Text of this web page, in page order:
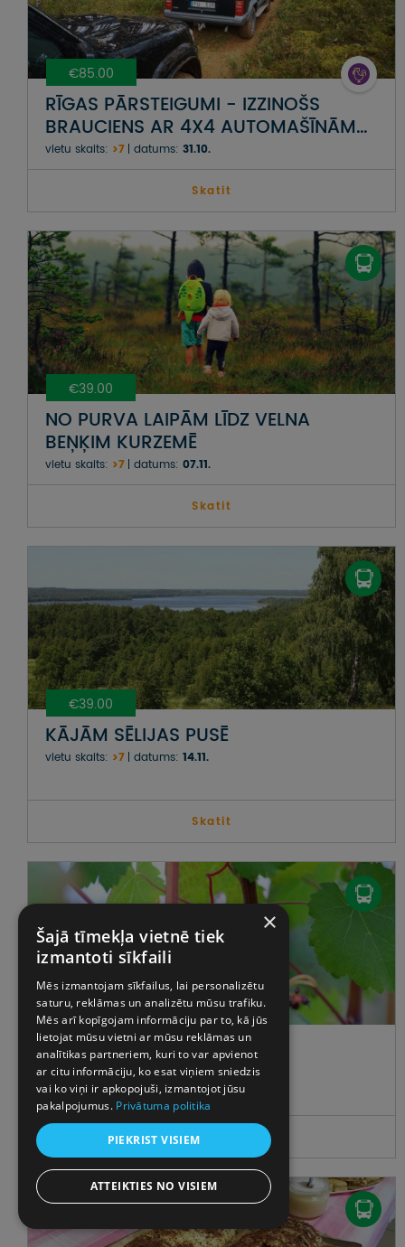
€85.00
RĪGAS PĀRSTEIGUMI - IZZINOŠS
BRAUCIENS AR 4X4 AUTOMAŠĪNĀM
KOPĀ AR NEPIERADINĀTO VIETU
APCEĻOTĀJU EDVĪNU BAUERU
vietu skaits: >7 datums: 31.10.
Skatit
€39.00
NO PURVA LAIPĀM LĪDZ VELNA
BEŅĶIM KURZEMĒ
vietu skaits: >7 datums: 07.11.
Skatit
€39.00
KĀJĀM SĒLIJAS PUSĒ
vietu skaits: >7 datums: 14.11.
Skatit
€60.00
VĪNS, SIERS UN ROKOKO
vietu skaits: >7 datums: 14.11.
Skatit
×
Šajā tīmekļa vietnē tiek
izmantoti sīkfaili
Mēs izmantojam sīkfailus, lai personalizētu
saturu, reklāmas un analizētu mūsu trafiku.
Mēs arī kopīgojam informāciju par to, kā jūs
lietojat mūsu vietni ar mūsu reklāmas un
analītikas partneriem, kuri to var apvienot
ar citu informāciju, ko esat viņiem sniedzis
vai ko viņi ir apkopojuši, izmantojot jūsu
pakalpojumus. Privātuma politika
PIEKRIST VISIEM
ATTEIKTIES NO VISIEM